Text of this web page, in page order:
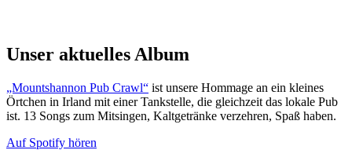
Unser aktuelles Album
„Mountshannon Pub Crawl“ ist unsere Hommage an ein kleines
Örtchen in Irland mit einer Tankstelle, die gleichzeit das lokale Pub
ist. 13 Songs zum Mitsingen, Kaltgetränke verzehren, Spaß haben.
Auf Spotify hören